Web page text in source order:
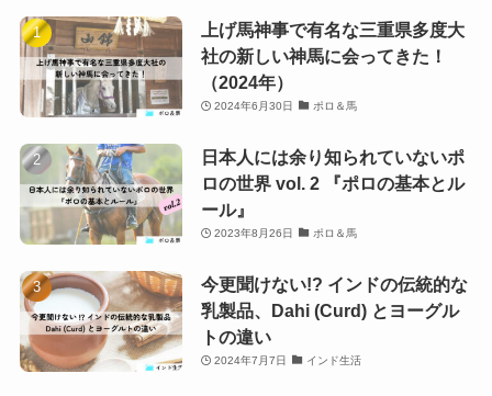
上げ馬神事で有名な三重県多度大
社の新しい神馬に会ってきた！
（2024年）
2024年6月30日 ポロ＆馬
日本人には余り知られていないポ
ロの世界 vol. 2 『ポロの基本とル
ール』
2023年8月26日 ポロ＆馬
今更聞けない!? インドの伝統的な
乳製品、Dahi (Curd) とヨーグル
トの違い
2024年7月7日 インド生活